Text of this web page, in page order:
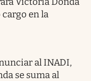
en la
al INADI,
se suma al